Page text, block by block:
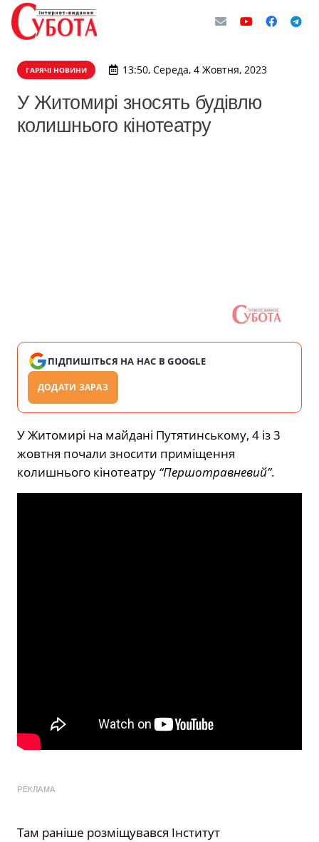
ГАРЯЧІ НОВИНИ 13:50, Середа, 4 Жовтня, 2023
У Житомирі зносять будівлю
колишнього кінотеатру
ПІДПИШІТЬСЯ НА НАС В GOOGLE
ДОДАТИ ЗАРАЗ
У Житомирі на майдані Путятинському, 4 із 3
жовтня почали зносити приміщення
колишнього кінотеатру “Першотравневий”.
РЕКЛАМА
Там раніше розміщувався Інститут